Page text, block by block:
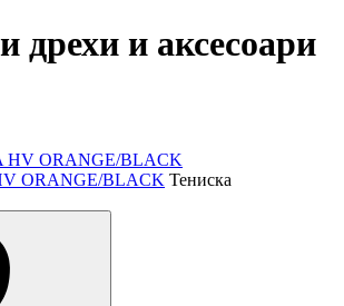
дрехи и аксесоари
ORANGE/BLACK Тениска